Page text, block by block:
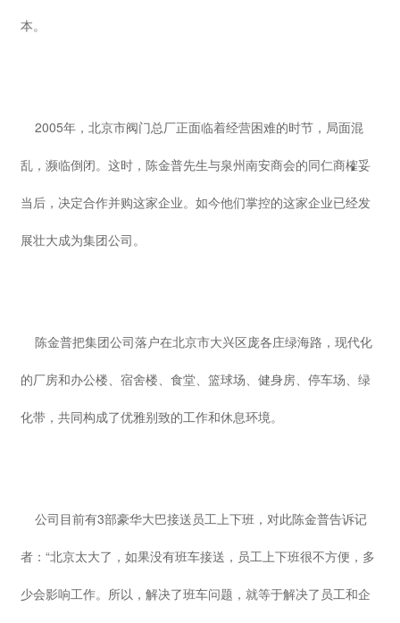
本。
2005年，北京市阀门总厂正面临着经营困难的时节，局面混
乱，濒临倒闭。这时，陈金普先生与泉州南安商会的同仁商榷妥
当后，决定合作并购这家企业。如今他们掌控的这家企业已经发
展壮大成为集团公司。
陈金普把集团公司落户在北京市大兴区庞各庄绿海路，现代化
的厂房和办公楼、宿舍楼、食堂、篮球场、健身房、停车场、绿
化带，共同构成了优雅别致的工作和休息环境。
公司目前有3部豪华大巴接送员工上下班，对此陈金普告诉记
者：“北京太大了，如果没有班车接送，员工上下班很不方便，多
少会影响工作。所以，解决了班车问题，就等于解决了员工和企